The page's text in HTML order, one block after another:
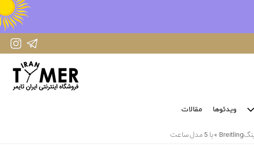
IranTimer Instagram Page
ویدئوها مقالات